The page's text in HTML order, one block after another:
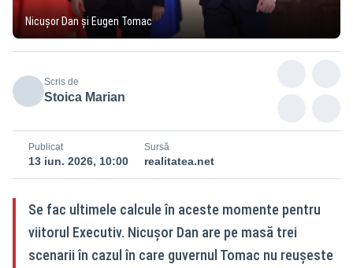
Nicușor Dan și Eugen Tomac
Scris de
Stoica Marian
Publicat
13 iun. 2026, 10:00
Sursă
realitatea.net
Se fac ultimele calcule în aceste momente pentru
viitorul Executiv. Nicușor Dan are pe masă trei
scenarii în cazul în care guvernul Tomac nu reușeste